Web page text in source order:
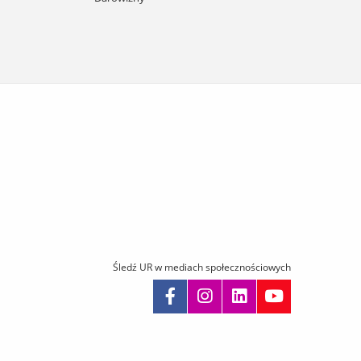
Śledź UR w mediach społecznościowych